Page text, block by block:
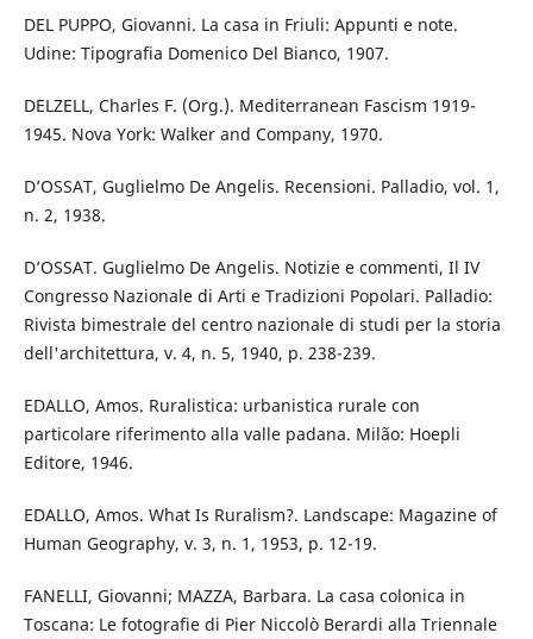
DEL PUPPO, Giovanni. La casa in Friuli: Appunti e note.
Udine: Tipografia Domenico Del Bianco, 1907.
DELZELL, Charles F. (Org.). Mediterranean Fascism 1919-
1945. Nova York: Walker and Company, 1970.
D’OSSAT, Guglielmo De Angelis. Recensioni. Palladio, vol. 1,
n. 2, 1938.
D’OSSAT. Guglielmo De Angelis. Notizie e commenti, Il IV
Congresso Nazionale di Arti e Tradizioni Popolari. Palladio:
Rivista bimestrale del centro nazionale di studi per la storia
dell'architettura, v. 4, n. 5, 1940, p. 238-239.
EDALLO, Amos. Ruralistica: urbanistica rurale con
particolare riferimento alla valle padana. Milão: Hoepli
Editore, 1946.
EDALLO, Amos. What Is Ruralism?. Landscape: Magazine of
Human Geography, v. 3, n. 1, 1953, p. 12-19.
FANELLI, Giovanni; MAZZA, Barbara. La casa colonica in
Toscana: Le fotografie di Pier Niccolò Berardi alla Triennale